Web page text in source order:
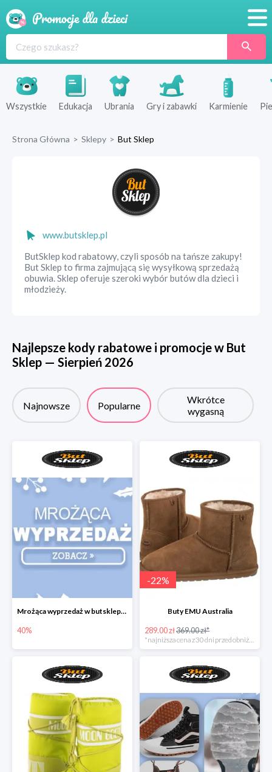
Produkty
Sklepy
Wszystkie Edukacja Ubrania Gry i zabawki Karmienie
Strona Główna > Sklepy > But Sklep
www.butsklep.pl
ButSklep kod rabatowy, czyli sposób na tańsze zakupy!
But Sklep to firma zajmującą się wysyłkową sprzedażą
obuwia. Sklep oferuje szeroki wybór butów dla dzieci i
młodzieży.
Najlepsze kody rabatowe i promocje w But
Sklep — Sierpień 2026
Najnowsze Popularne
Wkrótce
wygasną
Mrożąca wyprzedaż w butsklep.pl
40%
-22%
Buty EMU Australia
289.00 zł369.00 zł*
*najniższa cena z 30 dni przed obniżką